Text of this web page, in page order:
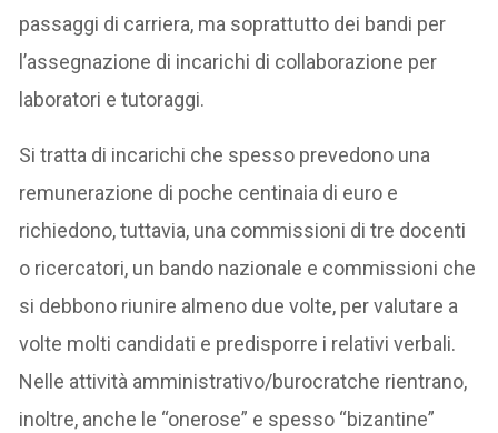
passaggi di carriera, ma soprattutto dei bandi per
l’assegnazione di incarichi di collaborazione per
laboratori e tutoraggi.
Si tratta di incarichi che spesso prevedono una
remunerazione di poche centinaia di euro e
richiedono, tuttavia, una commissioni di tre docenti
o ricercatori, un bando nazionale e commissioni che
si debbono riunire almeno due volte, per valutare a
volte molti candidati e predisporre i relativi verbali.
Nelle attività amministrativo/burocratche rientrano,
inoltre, anche le “onerose” e spesso “bizantine”